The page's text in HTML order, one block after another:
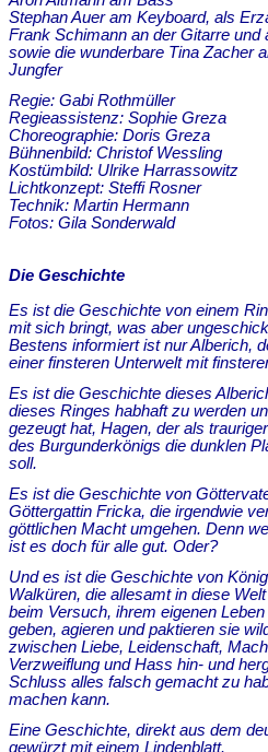
Stephan Auer am Keyboard, als
Frank Schimann an der Gitarre und
sowie die wunderbare Tina Zacher
Jungfer
Regie: Gabi Rothmüller
Regieassistenz: Sophie Greza
Choreographie: Doris Greza
Bühnenbild: Christof Wessling
Kostümbild: Ulrike Harrassowitz
Lichtkonzept: Steffi Rosner
Technik: Martin Hermann
Fotos: Gila Sonderwald
Die Geschichte
Es ist die Geschichte von einem
mit sich bringt, was aber
Bestens informiert ist nur Alberich,
einer finsteren Unterwelt mit
Es ist die Geschichte dieses
dieses Ringes habhaft zu werden
gezeugt hat, Hagen, der als
des Burgunderkönigs die dunklen
soll.
Es ist die Geschichte von
Göttergattin Fricka, die irgendwie
göttlichen Macht umgehen. Denn
ist es doch für alle gut. Oder?
Und es ist die Geschichte von
Walküren, die allesamt in diese
beim Versuch, ihrem eigenen
geben, agieren und paktieren sie
zwischen Liebe, Leidenschaft,
Verzweiflung und Hass hin- und
Schluss alles falsch gemacht zu
machen kann.
Eine Geschichte, direkt aus dem
gewürzt mit einem Lindenblatt.